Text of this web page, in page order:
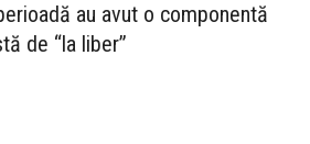
au avut o componentă
de “la liber”